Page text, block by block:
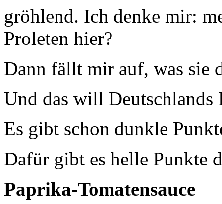
gröhlend. Ich denke mir:
Proleten hier?
Dann fällt mir auf, was sie
Und das will
Es gibt schon dunkle
Dafür gibt es helle Punkte
Paprika-Tomatensauce